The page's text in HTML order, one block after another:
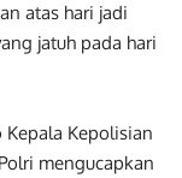
atas hari jadi
jatuh pada hari
Kepala Kepolisian
mengucapkan